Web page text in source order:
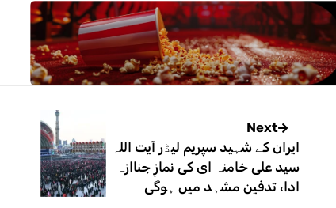
Next
ایران کے شہید سپریم لیڈر آیت اللہ
سید علی خامنہ ای کی نمازِ جناازہ
ادا، تدفین مشہد میں ہوگی